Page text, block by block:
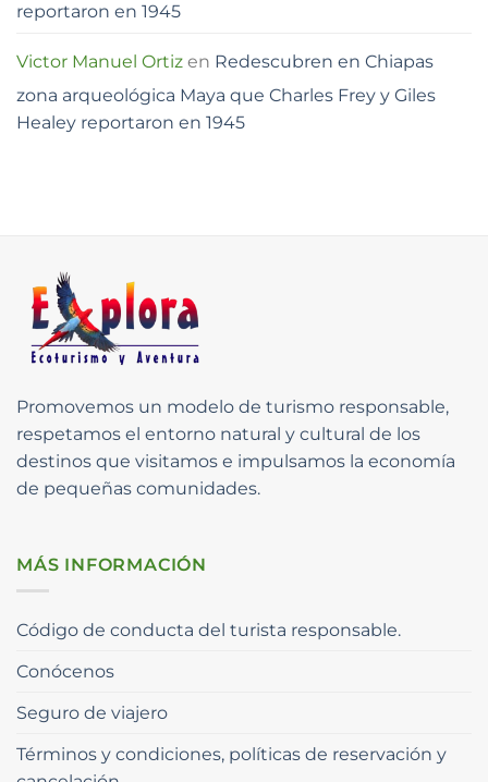
reportaron en 1945
Victor Manuel Ortiz en Redescubren en Chiapas
zona arqueológica Maya que Charles Frey y Giles
Healey reportaron en 1945
Promovemos un modelo de turismo responsable,
respetamos el entorno natural y cultural de los
destinos que visitamos e impulsamos la economía
de pequeñas comunidades.
MÁS INFORMACIÓN
Código de conducta del turista responsable.
Conócenos
Seguro de viajero
Términos y condiciones, políticas de reservación y